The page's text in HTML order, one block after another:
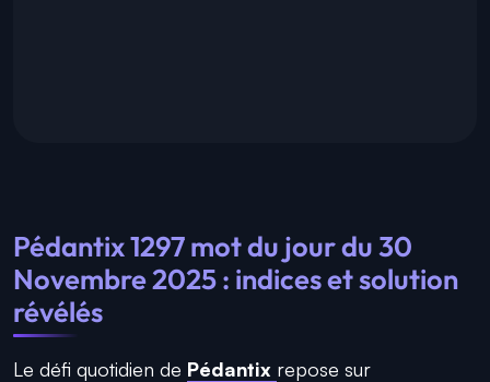
Pédantix 1297 mot du jour du 30
Novembre 2025 : indices et solution
révélés
Le défi quotidien de Pédantix repose sur